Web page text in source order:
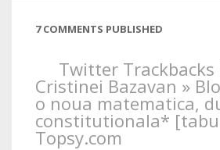
7 COMMENTS PUBLISHED
Twitter
Cristinei Bazavan »
o noua matematica,
constitutionala*
Topsy.com